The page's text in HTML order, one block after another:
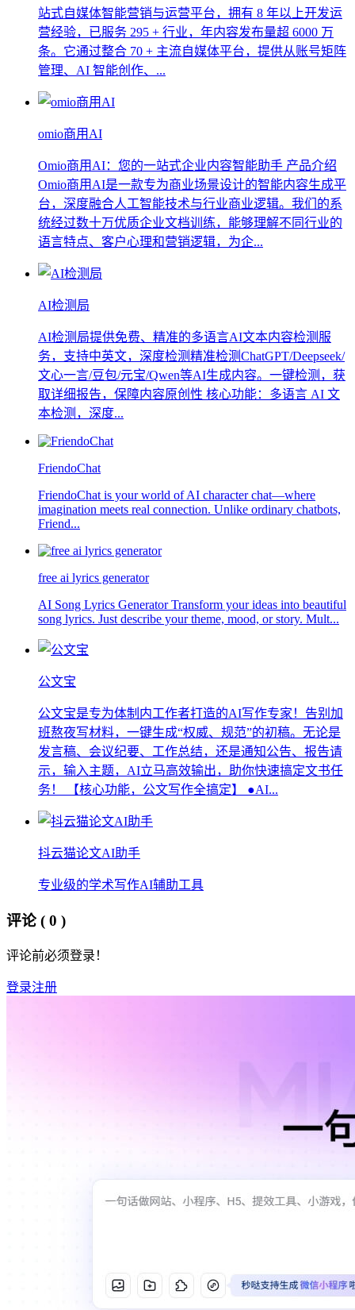
站式自媒体智能营销与运营平台，拥有 8 年以上开发运
营经验，已服务 295 + 行业，年内容发布量超 6000 万
条。它通过整合 70 + 主流自媒体平台，提供从账号矩阵
管理、AI 智能创作、...
omio商用AI
Omio商用AI：您的一站式企业内容智能助手 产品介绍
Omio商用AI是一款专为商业场景设计的智能内容生成平
台，深度融合人工智能技术与行业商业逻辑。我们的系
统经过数十万优质企业文档训练，能够理解不同行业的
语言特点、客户心理和营销逻辑，为企...
AI检测局
AI检测局提供免费、精准的多语言AI文本内容检测服
务，支持中英文，深度检测精准检测ChatGPT/Deepseek/
文心一言/豆包/元宝/Qwen等AI生成内容。一键检测，获
取详细报告，保障内容原创性 核心功能：多语言 AI 文
本检测，深度...
FriendoChat
FriendoChat is your world of AI character chat—where
imagination meets real connection. Unlike ordinary chatbots,
Friend...
free ai lyrics generator
AI Song Lyrics Generator Transform your ideas into beautiful
song lyrics. Just describe your theme, mood, or story. Mult...
公文宝
公文宝是专为体制内工作者打造的AI写作专家！告别加
班熬夜写材料，一键生成“权威、规范”的初稿。无论是
发言稿、会议纪要、工作总结，还是通知公告、报告请
示，输入主题，AI立马高效输出，助你快速搞定文书任
务！ 【核心功能，公文写作全搞定】 ●AI...
抖云猫论文AI助手
专业级的学术写作AI辅助工具
评论 ( 0 )
评论前必须登录！
登录注册